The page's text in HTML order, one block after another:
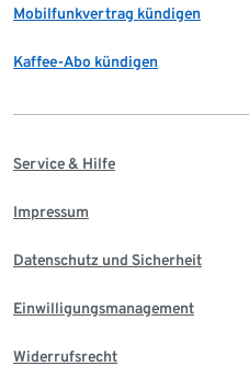
Mobilfunkvertrag kündigen
Kaffee-Abo kündigen
Service & Hilfe
Impressum
Datenschutz und Sicherheit
Einwilligungsmanagement
Widerrufsrecht